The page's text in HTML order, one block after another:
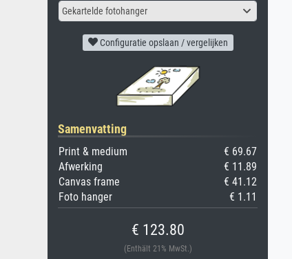
Gekartelde fotohanger
Configuratie opslaan / vergelijken
Samenvatting
Print & medium
€ 69.67
Afwerking
€ 11.89
Canvas frame
€ 41.12
Foto hanger
€ 1.11
€ 123.80
(Enthält 21% MwSt.)